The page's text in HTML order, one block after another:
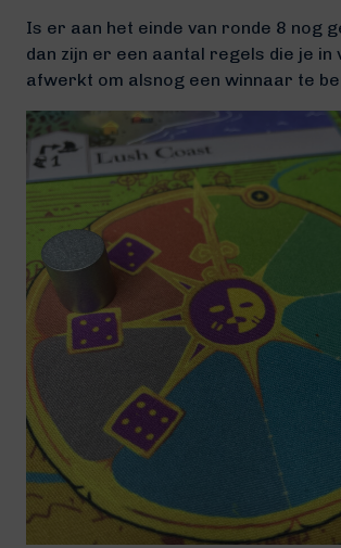
Is er aan het einde van ronde 8 nog
dan zijn er een aantal regels die je in
afwerkt om alsnog een winnaar te